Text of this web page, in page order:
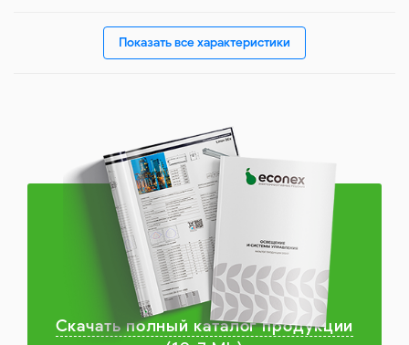
Показать все характеристики
Скачать полный каталог продукции